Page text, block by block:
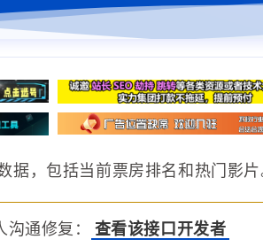
据，包括当前票房排名和热门影片
通修复： 查看该接口开发者